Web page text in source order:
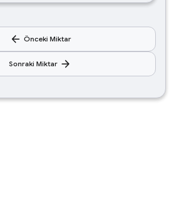
arrow_back Önceki Miktar
Sonraki Miktar arrow_forward